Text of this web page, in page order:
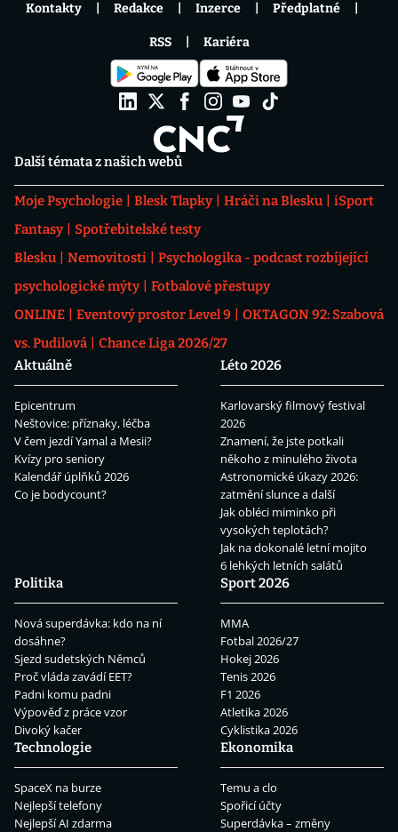
Další témata z našich webů
Moje Psychologie Blesk Tlapky Hráči na Blesku
iSport
Fantasy
Spotřebitelské testy
Blesku
Nemovitosti
Psychologika - podcast rozbíjející
psychologické mýty
Fotbalové přestupy
ONLINE
Eventový prostor Level 9
OKTAGON 92: Szabová
vs. Pudilová
Chance Liga 2026/27
Aktuálně
Epicentrum
Neštovice: příznaky, léčba
V čem jezdí Yamal a Mesii?
Kvízy pro seniory
Kalendář úplňků 2026
Co je bodycount?
Léto 2026
Karlovarský filmový festival
2026
Znamení, že jste potkali
někoho z minulého života
Astronomické úkazy 2026:
zatmění slunce a další
Jak obléci miminko při
vysokých teplotách?
Jak na dokonalé letní mojito
6 lehkých letních salátů
Politika
Nová superdávka: kdo na ní
dosáhne?
Sjezd sudetských Němců
Proč vláda zavádí EET?
Padni komu padni
Výpověď z práce vzor
Divoký kačer
Sport 2026
MMA
Fotbal 2026/27
Hokej 2026
Tenis 2026
F1 2026
Atletika 2026
Cyklistika 2026
Technologie
SpaceX na burze
Nejlepší telefony
Nejlepší AI zdarma
Ekonomika
Temu a clo
Spořicí účty
Superdávka – změny
Kontakty Redakce Inzerce Předplatné
RSS Kariéra